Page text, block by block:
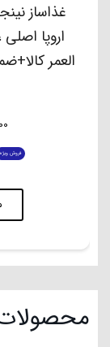
اروپا
العمر
فروش ویژه